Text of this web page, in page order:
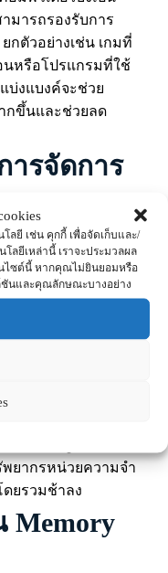
ลยี เช่น คุกกี้ เพื่อจัดเก็บและ/
ลยีเหล่านี้ เราจะประมวลผล
ไซต์นี้ หากคุณไม่ยินยอมหรือ
ชันและคุณลักษณะบางอย่าง
มารถรองรับการ
ตัวอย่างเช่น เกมที่
หรือโปรแกรมที่ใช้
บ่งแบงค์จะช่วย
กขึ้นและช่วยลด
ารจัดการ
การจัดการหน่วย
ถึงการควบคุมการ
ามสมดุลในการใช้
ริการข้อมูลจำนวน
หน้าที่ในการแบ่ง
ต่อเนื่อง
ยากรหน่วยความจำ
ดยรวมช้าลง
Memory